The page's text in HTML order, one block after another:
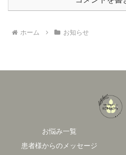
ホーム お知らせ
お悩み一覧
患者様からのメッセージ